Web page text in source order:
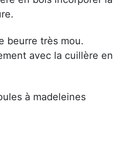
beurre très mou.
avec la cuillère en
à madeleines